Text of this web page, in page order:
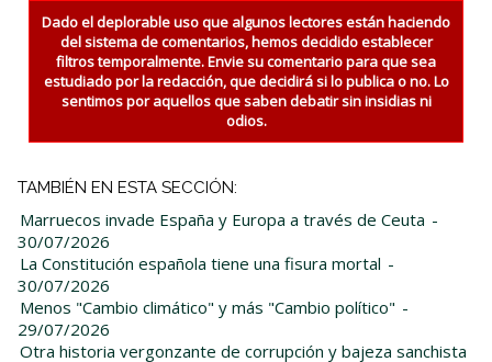
Dado el deplorable uso que algunos lectores están haciendo
del sistema de comentarios, hemos decidido establecer
filtros temporalmente. Envie su comentario para que sea
estudiado por la redacción, que decidirá si lo publica o no. Lo
sentimos por aquellos que saben debatir sin insidias ni
odios.
TAMBIÉN EN ESTA SECCIÓN:
Marruecos invade España y Europa a través de Ceuta -
30/07/2026
La Constitución española tiene una fisura mortal -
30/07/2026
Menos "Cambio climático" y más "Cambio político" -
29/07/2026
Otra historia vergonzante de corrupción y bajeza sanchista